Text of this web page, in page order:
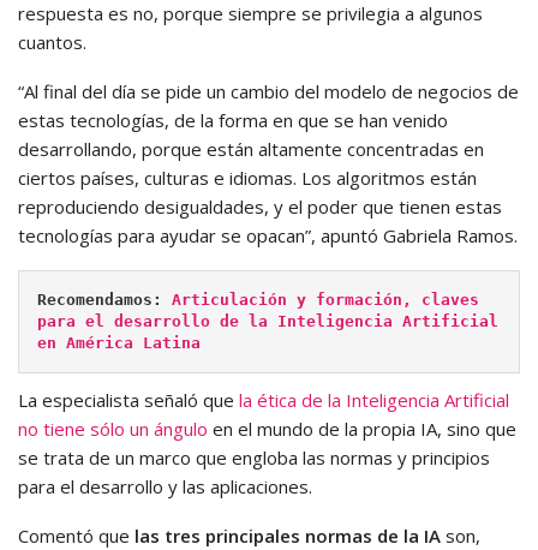
respuesta es no, porque siempre se privilegia a algunos
cuantos.
“Al final del día se pide un cambio del modelo de negocios de
estas tecnologías, de la forma en que se han venido
desarrollando, porque están altamente concentradas en
ciertos países, culturas e idiomas. Los algoritmos están
reproduciendo desigualdades, y el poder que tienen estas
tecnologías para ayudar se opacan”, apuntó Gabriela Ramos.
Recomendamos: Articulación y formación, claves
para el desarrollo de la Inteligencia Artificial
en América Latina
La especialista señaló que la ética de la Inteligencia Artificial
no tiene sólo un ángulo en el mundo de la propia IA, sino que
se trata de un marco que engloba las normas y principios
para el desarrollo y las aplicaciones.
Comentó que las tres principales normas de la IA son,